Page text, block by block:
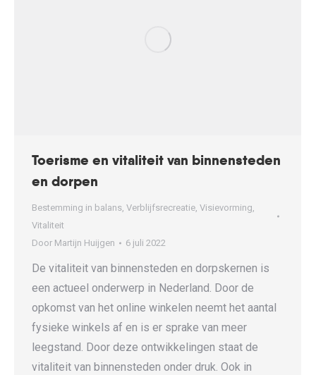
Toerisme en vitaliteit van binnensteden
en dorpen
Bestemming in balans, Verblijfsrecreatie, Visievorming,
Vitaliteit
Door Martijn Huijgen 6 juli 2022
De vitaliteit van binnensteden en dorpskernen is
een actueel onderwerp in Nederland. Door de
opkomst van het online winkelen neemt het aantal
fysieke winkels af en is er sprake van meer
leegstand. Door deze ontwikkelingen staat de
vitaliteit van binnensteden onder druk. Ook in